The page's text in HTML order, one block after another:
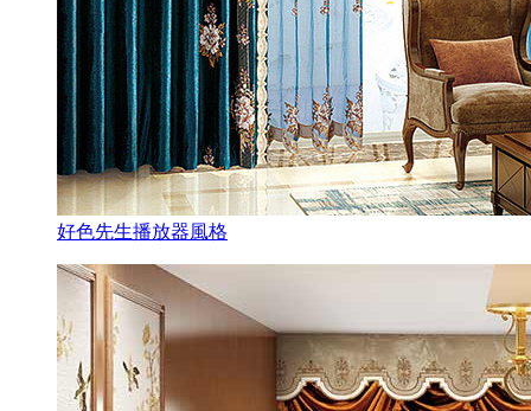
好色先生播放器風格